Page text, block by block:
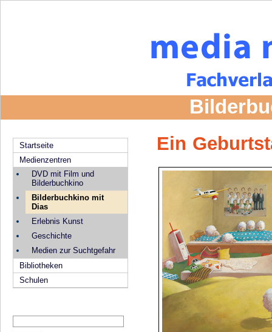
Startseite
Medienzentren
DVD mit Film und
Bilderbuchkino
Bilderbuchkino mit
Dias
Erlebnis Kunst
Geschichte
Medien zur Suchtgefahr
Bibliotheken
Schulen
Ein